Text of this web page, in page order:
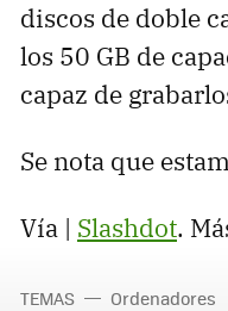
discos de doble
los 50 GB de
capaz de
Se nota que
Vía | Slashdot.
TEMAS Ordenadores